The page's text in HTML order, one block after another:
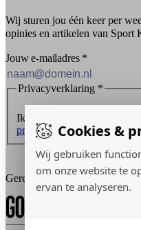
Cookies &
Wij gebruiken
om onze website te
ervan te analyseren.
Wij sturen jou één keer per
opinies en artikelen van
Jouw e-mailadres *
Privacyverklaring *
Ik ontvang graag de
privacyverklaring.
Gerealiseerd door: